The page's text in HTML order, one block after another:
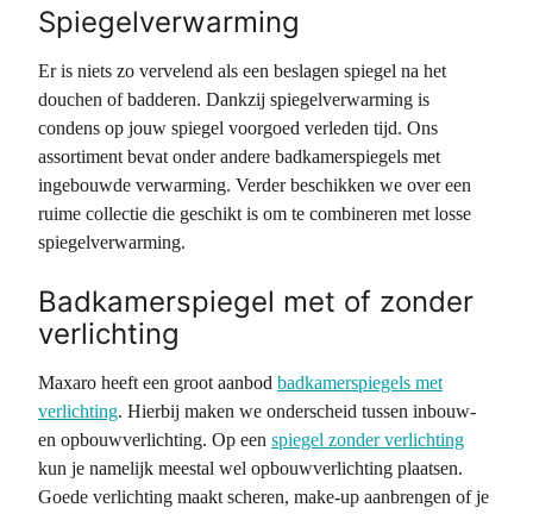
Spiegelverwarming
Er is niets zo vervelend als een beslagen spiegel na het
douchen of badderen. Dankzij spiegelverwarming is
condens op jouw spiegel voorgoed verleden tijd. Ons
assortiment bevat onder andere badkamerspiegels met
ingebouwde verwarming. Verder beschikken we over een
ruime collectie die geschikt is om te combineren met losse
spiegelverwarming.
Badkamerspiegel met of zonder
verlichting
Maxaro heeft een groot aanbod badkamerspiegels met
verlichting. Hierbij maken we onderscheid tussen inbouw-
en opbouwverlichting. Op een spiegel zonder verlichting
kun je namelijk meestal wel opbouwverlichting plaatsen.
Goede verlichting maakt scheren, make-up aanbrengen of je